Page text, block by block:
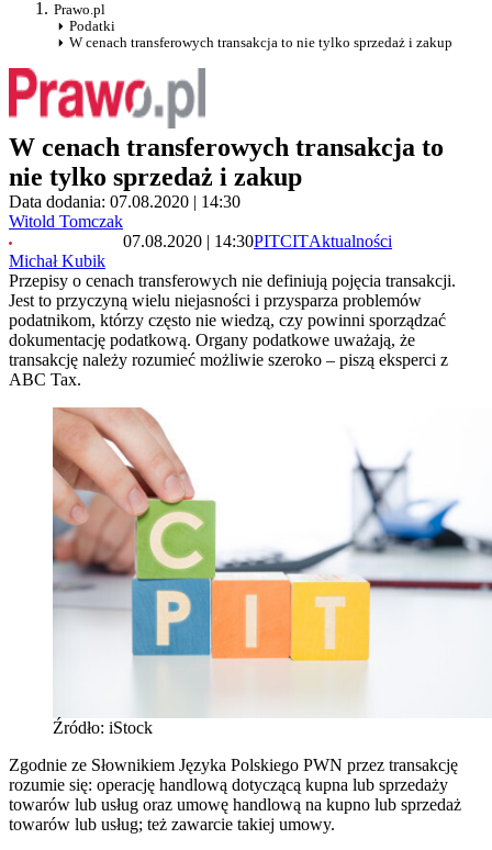
Prawo.pl
Podatki
W cenach transferowych transakcja to nie tylko sprzedaż i zakup
W cenach transferowych transakcja to
nie tylko sprzedaż i zakup
Data dodania: 07.08.2020 | 14:30
Witold Tomczak
Michał Kubik
07.08.2020 | 14:30PITCITAktualności
Przepisy o cenach transferowych nie definiują pojęcia transakcji.
Jest to przyczyną wielu niejasności i przysparza problemów
podatnikom, którzy często nie wiedzą, czy powinni sporządzać
dokumentację podatkową. Organy podatkowe uważają, że
transakcję należy rozumieć możliwie szeroko – piszą eksperci z
ABC Tax.
Źródło: iStock
Zgodnie ze Słownikiem Języka Polskiego PWN przez transakcję
rozumie się: operację handlową dotyczącą kupna lub sprzedaży
towarów lub usług oraz umowę handlową na kupno lub sprzedaż
towarów lub usług; też zawarcie takiej umowy.